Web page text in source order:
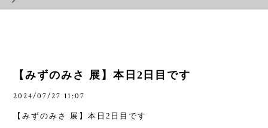
【みずのみさ 展】本日2日目です
2024/07/27 11:07
【みずのみさ 展】本日 2 日目です